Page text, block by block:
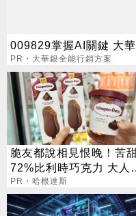
009829掌握AI關鍵 大
PR・大華銀全能行銷方案
脆友都說相見恨晚！苦
72%比利時巧克力 大人
爆紅！
PR・哈根達斯